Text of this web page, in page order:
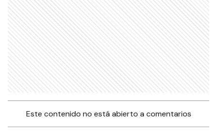
Este contenido no está abierto a comentarios